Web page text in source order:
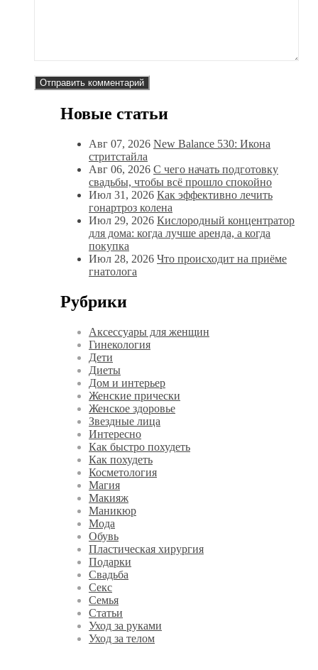
Новые статьи
Авг 07, 2026 New Balance 530: Икона
стритстайла
Авг 06, 2026 С чего начать подготовку
свадьбы, чтобы всё прошло спокойно
Июл 31, 2026 Как эффективно лечить
гонартроз колена
Июл 29, 2026 Кислородный концентратор
для дома: когда лучше аренда, а когда
покупка
Июл 28, 2026 Что происходит на приёме
гнатолога
Рубрики
Аксессуары для женщин
Гинекология
Дети
Диеты
Дом и интерьер
Женские прически
Женское здоровье
Звездные лица
Интересно
Как быстро похудеть
Как похудеть
Косметология
Магия
Макияж
Маникюр
Мода
Обувь
Пластическая хирургия
Подарки
Свадьба
Секс
Семья
Статьи
Уход за руками
Уход за телом